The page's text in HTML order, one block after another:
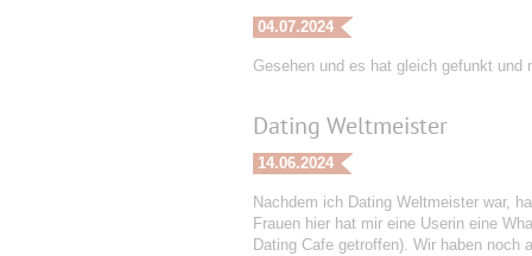
04.07.2024
Gesehen und es hat gleich gefunkt und
Dating Weltmeister
14.06.2024
Nachdem ich Dating Weltmeister war,
Frauen hier hat mir eine Userin eine
Dating Cafe getroffen). Wir haben noch